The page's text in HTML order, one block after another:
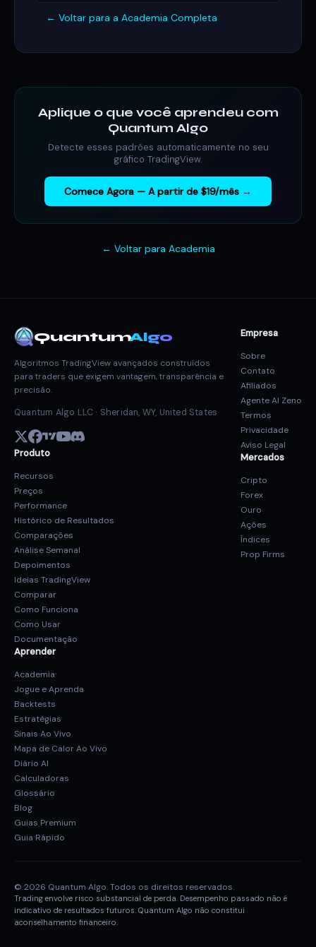
← Voltar para a Academia Completa
Aplique o que você aprendeu com
Quantum Algo
Detecte esses padrões automaticamente no seu
gráfico TradingView.
Comece Agora — A partir de $19/mês →
← Voltar para Academia
QuantumAlgo
Algoritmos TradingView avançados construídos
para traders que exigem vantagem, transparência e
precisão.
Quantum Algo LLC · Sheridan, WY, United States
Produto
Recursos
Preços
Performance
Histórico de Resultados
Comparações
Análise Semanal
Depoimentos
Ideias TradingView
Comparar
Como Funciona
Como Usar
Documentação
Aprender
Academia
Jogue e Aprenda
Backtests
Estratégias
Sinais Ao Vivo
Mapa de Calor Ao Vivo
Diário AI
Calculadoras
Glossário
Blog
Guias Premium
Guia Rápido
Empresa
Sobre
Contato
Afiliados
Agente AI Zeno
Termos
Privacidade
Aviso Legal
Mercados
Cripto
Forex
Ouro
Ações
Índices
Prop Firms
© 2026 Quantum Algo. Todos os direitos reservados.
Trading envolve risco substancial de perda. Desempenho passado não é
indicativo de resultados futuros. Quantum Algo não constitui
aconselhamento financeiro.